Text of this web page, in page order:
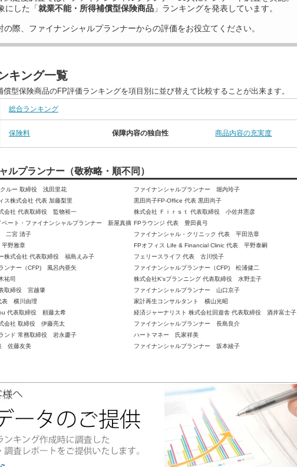
にした「就業不能・所得補償型保険商品 」ランキングを発表しています。
の際、ファイナンシャルプランナーからの評価をお役立てください。
キング一覧
償型保険商品のFP評価ランキングを項目別に並び替えて比較することが出来ます。
総合ランキング
保険料 保障内容の独自性 商品内容の充実度
ルプランナー（敬称略・順不同）
ルー 取締役 浅田里花
ファイナンシャルプランナー 堀内玲子
ス株式会社 代表 加藤梨里
黒田尚子FP-Office 代表 黒田尚子
会社 代表取締役 監物裕一
株式会社 Ｆｉｒｓｔ 代表取締役 小佐井憲彦
ベート・ファイナンシャルプランナー 新屋真摘 FPラウンジ 代表 豊田眞弓
二宮 清子
ファイナンシャル・クリニック 代表 平田浩章
野雅章
FPオフィス Life & Financial Clinic 代表 平野泰嗣
株式会社 代表取締役 福島えみ子
フェリースライフ 代表 古川悦子
ンナー（CFP) 風呂内亜矢
ファイナンシャルプランナー（CFP) 松浦健二
祐司
株式会社K'sプランニング 代表取締役 水野圭子
取締役 宮越肇
ファイナンシャルプランナー 山口京子
表 横川由理
家計再生コンサルタント 横山光昭
代表取締役 頼藤太希
経済ジャーナリスト 株式会社回遊舎 代表取締役 酒井富士子
会社 取締役 伊藤亮太
ファイナンシャルプランナー 長島良介
ンド 常務取締役 岩永慶子
ハートマネー 氏家祥美
佐藤友美
ファイナンシャルプランナー 坂本綾子